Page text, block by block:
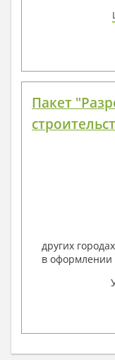
Пакет
других
в оформлении